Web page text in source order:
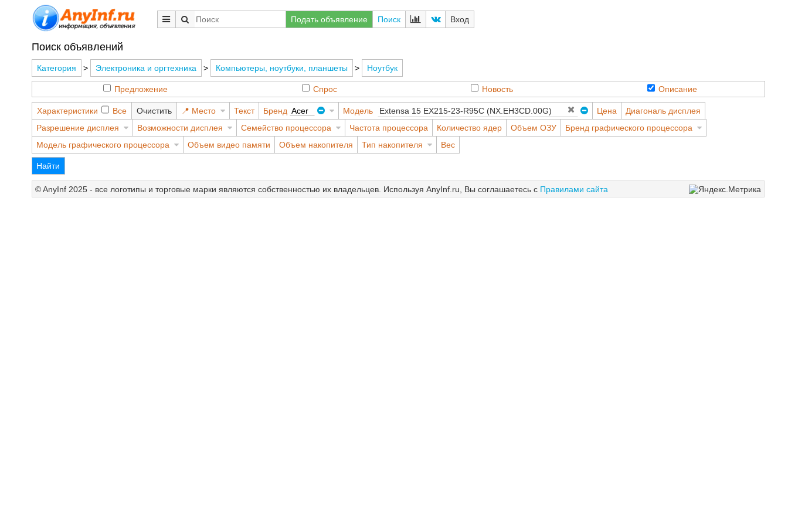
Подать объявление Поиск Вход
Поиск объявлений
Категория > Электроника и оргтехника > Компьютеры, ноутбуки, планшеты > Ноутбук
Предложение Спрос Новость Описание
Характеристики Все Очистить Место Текст Бренд Acer Модель Цена
Диагональ дисплея
Разрешение дисплея
Возможности дисплея Семейство процессора Частота процессора Количество ядер Объем ОЗУ
Бренд графического процессора
Модель графического процессора
Объем видео памяти Объем накопителя Тип накопителя Вес
Найти
© AnyInf 2025 - все логотипы и торговые марки являются собственностью их владельцев. Используя AnyInf.ru, Вы соглашаетесь с Правилами сайта